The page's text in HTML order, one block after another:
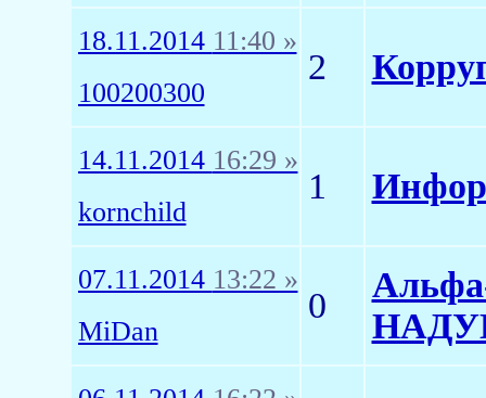
18.11.2014 11:40 »
100200300
2
14.11.2014 16:29 »
kornchild
1
07.11.2014 13:22 »
MiDan
0